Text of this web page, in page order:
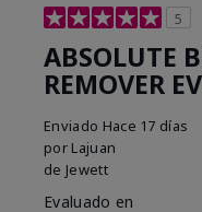
5
ABSOLUTE
REMOVER
Enviado Hace 17 días
por Lajuan
de Jewett
Evaluado en